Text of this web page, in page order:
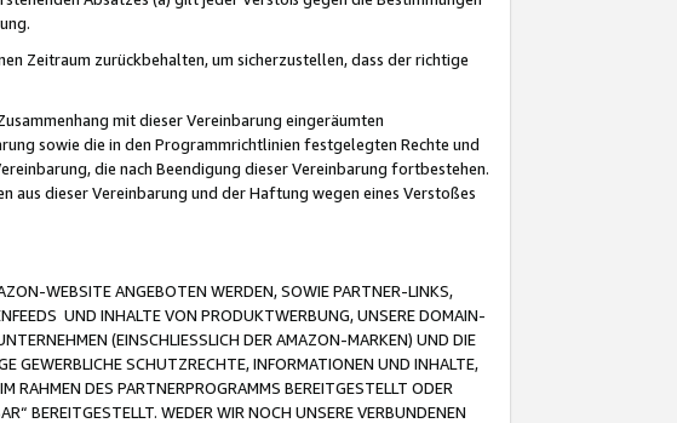
Zeitraum zurückbehalten, um sicherzustellen, dass der richtige
mit dieser Vereinbarung eingeräumten
sowie die in den Programmrichtlinien festgelegten Rechte und
die nach Beendigung dieser Vereinbarung fortbestehen.
dieser Vereinbarung und der Haftung wegen eines Verstoßes
WEBSITE ANGEBOTEN WERDEN, SOWIE PARTNER-LINKS,
UND INHALTE VON PRODUKTWERBUNG, UNSERE DOMAIN-
(EINSCHLIESSLICH DER AMAZON-MARKEN) UND DIE
GEWERBLICHE SCHUTZRECHTE, INFORMATIONEN UND INHALTE,
RAHMEN DES PARTNERPROGRAMMS BEREITGESTELLT ODER
BEREITGESTELLT. WEDER WIR NOCH UNSERE VERBUNDENEN